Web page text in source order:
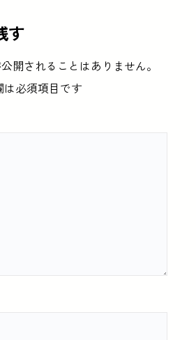
す
開されることはありません。
必須項目です